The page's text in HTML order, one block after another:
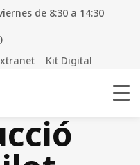
de 8:30 a 14:30
Kit Digital